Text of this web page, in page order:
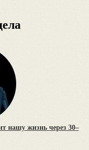
нашу жизнь через 30–